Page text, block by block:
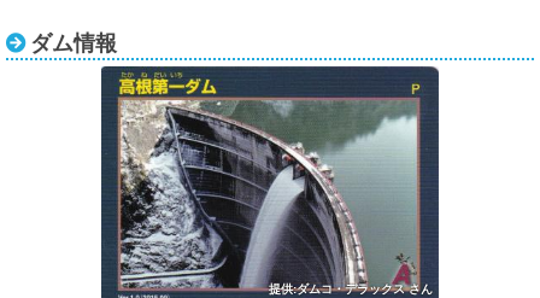
ダム情報
提供:ダムコ・デラックス さん